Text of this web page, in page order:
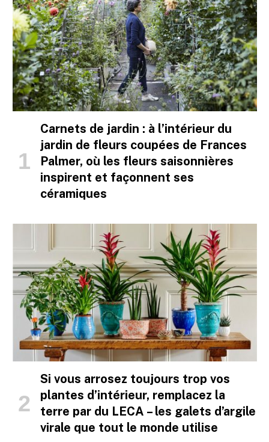
Carnets de jardin : à l’intérieur du
jardin de fleurs coupées de Frances
Palmer, où les fleurs saisonnières
inspirent et façonnent ses
céramiques
Si vous arrosez toujours trop vos
plantes d’intérieur, remplacez la
terre par du LECA – les galets d’argile
virale que tout le monde utilise